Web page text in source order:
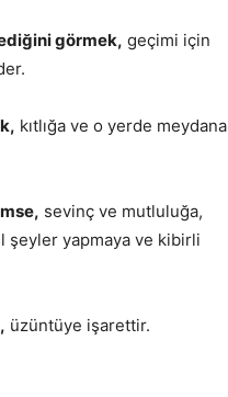
görmek, geçimi için
kıtlığa ve o yerde meydana
sevinç ve mutluluğa,
şeyler yapmaya ve kibirli
üzüntüye işarettir.